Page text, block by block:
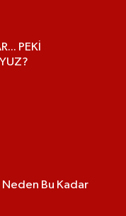
PEKİ
Neden Bu Kadar